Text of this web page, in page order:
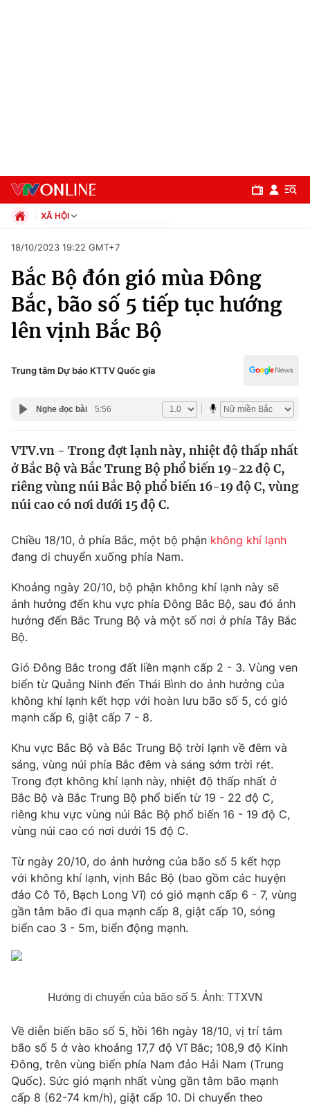
Chuyên mục
Chính trị
Thế giới
Tin tức
Câu chuyện quốc tế
Tài chính
Góc doanh nghiệp
Dữ liệu và đời sống
Truyền hình
Phim VTV
Nhân vật
Khán giả
Giải trí
Điện ảnh
Âm nhạc
Sao
Đời sống
Du lịch
Chất lượng cuộc sống
Giáo dục
Tuyển sinh
Học trực tuyến
Công nghệ
Hitech Công nghệ tương lai
Sản phẩm
Thị trường
Tư vấn
Giao lưu trực tuyến
Lịch phát sóng
Chuyên mục khác
Emagazine Podcast
Photo
Shorts video
VTV Money VTV Thể thao
VTV Sức khoẻ Bất động sản
XÃ HỘI
Xã hội
Pháp luật
Kinh tế
Thể thao
Truyền hình
Văn hóa - Giải trí
Đời sống
Giáo dục
18/10/2023 19:22 GMT+7
Bắc Bộ đón gió mùa Đông
Bắc, bão số 5 tiếp tục hướng
lên vịnh Bắc Bộ
Trung tâm Dự báo KTTV Quốc gia
Nghe đọc bài 5:56
VTV.vn - Trong đợt lạnh này, nhiệt độ thấp nhất
ở Bắc Bộ và Bắc Trung Bộ phổ biến 19-22 độ C,
riêng vùng núi Bắc Bộ phổ biến 16-19 độ C, vùng
núi cao có nơi dưới 15 độ C.
Chiều 18/10, ở phía Bắc, một bộ phận không khí lạnh
đang di chuyển xuống phía Nam.
Khoảng ngày 20/10, bộ phận không khí lạnh này sẽ
ảnh hưởng đến khu vực phía Đông Bắc Bộ, sau đó ảnh
hưởng đến Bắc Trung Bộ và một số nơi ở phía Tây Bắc
Bộ.
Gió Đông Bắc trong đất liền mạnh cấp 2 - 3. Vùng ven
biển từ Quảng Ninh đến Thái Bình do ảnh hưởng của
không khí lạnh kết hợp với hoàn lưu bão số 5, có gió
mạnh cấp 6, giật cấp 7 - 8.
Khu vực Bắc Bộ và Bắc Trung Bộ trời lạnh về đêm và
sáng, vùng núi phía Bắc đêm và sáng sớm trời rét.
Trong đợt không khí lạnh này, nhiệt độ thấp nhất ở
Bắc Bộ và Bắc Trung Bộ phổ biến từ 19 - 22 độ C,
riêng khu vực vùng núi Bắc Bộ phổ biến 16 - 19 độ C,
vùng núi cao có nơi dưới 15 độ C.
Từ ngày 20/10, do ảnh hưởng của bão số 5 kết hợp
với không khí lạnh, vịnh Bắc Bộ (bao gồm các huyện
đảo Cô Tô, Bạch Long Vĩ) có gió mạnh cấp 6 - 7, vùng
gần tâm bão đi qua mạnh cấp 8, giật cấp 10, sóng
biển cao 3 - 5m, biển động mạnh.
Hướng di chuyển của bão số 5. Ảnh: TTXVN
Về diễn biến bão số 5, hồi 16h ngày 18/10, vị trí tâm
bão số 5 ở vào khoảng 17,7 độ Vĩ Bắc; 108,9 độ Kinh
Đông, trên vùng biển phía Nam đảo Hải Nam (Trung
Quốc). Sức gió mạnh nhất vùng gần tâm bão mạnh
cấp 8 (62-74 km/h), giật cấp 10. Di chuyển theo